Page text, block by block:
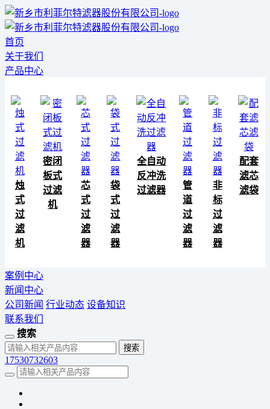
首页
关于我们
产品中心
烛
式
过
滤
机
密闭
板式
过滤
机
芯
式
过
滤
器
袋
式
过
滤
器
全自动
反冲洗
过滤器
管
道
过
滤
器
非
标
过
滤
器
配套
滤芯
滤袋
案例中心
新闻中心
公司新闻 行业动态 设备知识
联系我们
搜索
17530732603